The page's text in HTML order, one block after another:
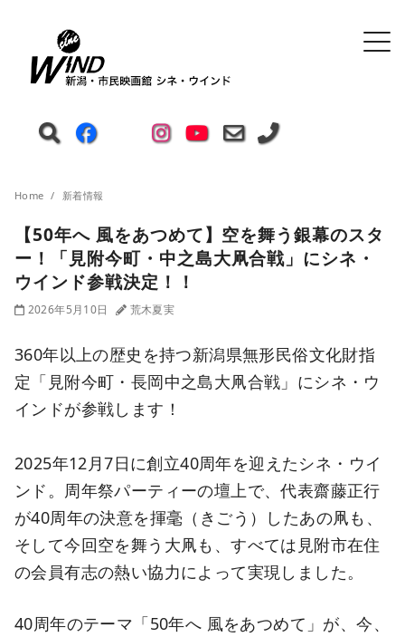
Home 新着情報
【50年へ 風をあつめて】空を舞う銀幕のスタ
ー！「見附今町・中之島大凧合戦」にシネ・
ウインド参戦決定！！
2026年5月10日 荒木夏実
360年以上の歴史を持つ新潟県無形民俗文化財指
定「見附今町・長岡中之島大凧合戦」にシネ・ウ
インドが参戦します！
2025年12月7日に創立40周年を迎えたシネ・ウイ
ンド。周年祭パーティーの壇上で、代表齋藤正行
が40周年の決意を揮毫（きごう）したあの凧も、
そして今回空を舞う大凧も、すべては見附市在住
の会員有志の熱い協力によって実現しました。
40周年のテーマ「50年へ 風をあつめて」が、今、